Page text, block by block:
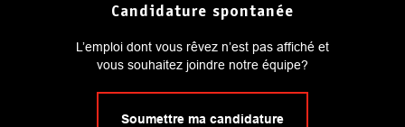
Candidature spontanée
L’emploi dont vous rêvez n’est pas affiché et
vous souhaitez joindre notre équipe?
Soumettre ma candidature